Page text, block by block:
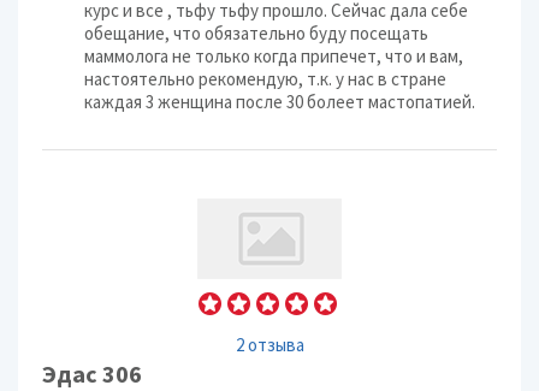
курс и все , тьфу тьфу прошло. Сейчас дала себе
обещание, что обязательно буду посещать
маммолога не только когда припечет, что и вам,
настоятельно рекомендую, т.к. у нас в стране
каждая 3 женщина после 30 болеет мастопатией.
2 отзыва
Эдас 306